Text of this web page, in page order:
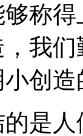
称
我
创造
是